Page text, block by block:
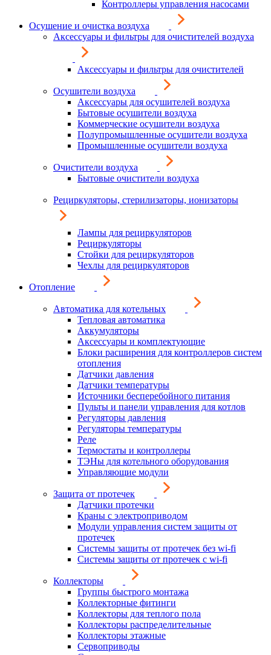
Контроллеры управления насосами
Осушение и очистка воздуха
Аксессуары и фильтры для очистителей воздуха
Аксессуары и фильтры для очистителей
Осушители воздуха
Аксессуары для осушителей воздуха
Бытовые осушители воздуха
Коммерческие осушители воздуха
Полупромышленные осушители воздуха
Промышленные осушители воздуха
Очистители воздуха
Бытовые очистители воздуха
Рециркуляторы, стерилизаторы, ионизаторы
Лампы для рециркуляторов
Рециркуляторы
Стойки для рециркуляторов
Чехлы для рециркуляторов
Отопление
Автоматика для котельных
Тепловая автоматика
Аккумуляторы
Аксессуары и комплектующие
Блоки расширения для контроллеров систем
отопления
Датчики давления
Датчики температуры
Источники бесперебойного питания
Пульты и панели управления для котлов
Регуляторы давления
Регуляторы температуры
Реле
Термостаты и контроллеры
ТЭНы для котельного оборудования
Управляющие модули
Защита от протечек
Датчики протечки
Краны с электроприводом
Модули управления систем защиты от
протечек
Системы защиты от протечек без wi-fi
Системы защиты от протечек с wi-fi
Коллекторы
Группы быстрого монтажа
Коллекторные фитинги
Коллекторы для теплого пола
Коллекторы распределительные
Коллекторы этажные
Сервоприводы